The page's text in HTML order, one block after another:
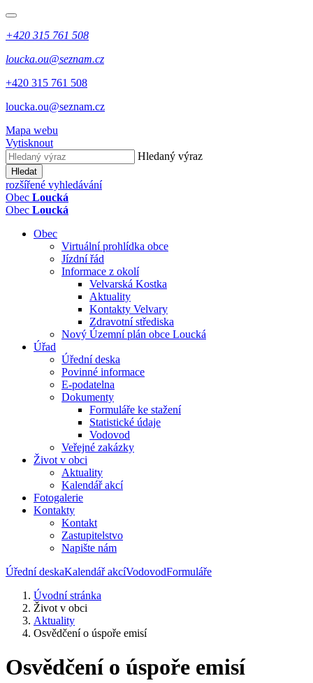
+420 315 761 508
loucka.ou@seznam.cz
+420 315 761 508
loucka.ou@seznam.cz
Mapa webu
Vytisknout
Hledaný výraz
Hledat
rozšířené vyhledávání
Obec Loucká
Obec Loucká
Obec
Virtuální prohlídka obce
Jízdní řád
Informace z okolí
Velvarská Kostka
Aktuality
Kontakty Velvary
Zdravotní střediska
Nový Územní plán obce Loucká
Úřad
Úřední deska
Povinné informace
E-podatelna
Dokumenty
Formuláře ke stažení
Statistické údaje
Vodovod
Veřejné zakázky
Život v obci
Aktuality
Kalendář akcí
Fotogalerie
Kontakty
Kontakt
Zastupitelstvo
Napište nám
Úřední deskaKalendář akcíVodovodFormuláře
Úvodní stránka
Život v obci
Aktuality
Osvědčení o úspoře emisí
Osvědčení o úspoře emisí